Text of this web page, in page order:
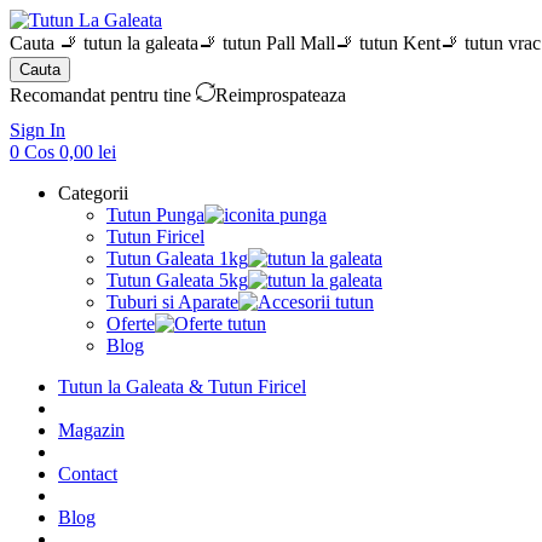
Cauta 🚬 tutun la galeata🚬 tutun Pall Mall🚬 tutun Kent🚬 tutun vrac
Cauta
Recomandat pentru tine
Reimprospateaza
Sign In
0 Cos 0,00 lei
Categorii
Tutun Punga
Tutun Firicel
Tutun Galeata 1kg
Tutun Galeata 5kg
Tuburi si Aparate
Oferte
Blog
Tutun la Galeata & Tutun Firicel
Magazin
Contact
Blog